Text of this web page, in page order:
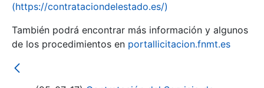
(https://contrataciondelestado.es/)
También podrá encontrar más información y algunos
de los procedimientos en portallicitacion.fnmt.es